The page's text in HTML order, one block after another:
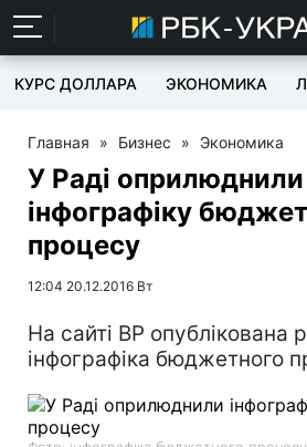
КУРС ДОЛЛАРА ЭКОНОМИКА
Главная » Бизнес » Экономика
У Раді оприлюднили
інфографіку
процесу
12:04 20.12.2016 Вт
На сайті ВР опублікована
інфографіка бюджетного